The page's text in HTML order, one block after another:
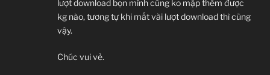
lượt download bọn mình cũng ko mập thêm được
kg nào, tương tự khi mất vài lượt download thì cũng
vậy.
Chúc vui vẻ.